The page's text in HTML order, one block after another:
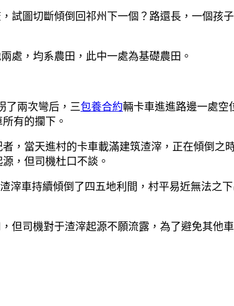
圖切斷傾倒回祁州下一個？路還長，一個孩
處，均系農田，此中一處為基礎農田。
了兩次彎后，三包養合約輛卡車進進路邊一處空
有的攔下。
，當天進村的卡車載滿建筑渣滓，正在傾倒之
，但司機杜口不談。
車持續傾倒了四五地利間，村平易近無法之
但司機對于渣滓起源不願流露，為了避免其他